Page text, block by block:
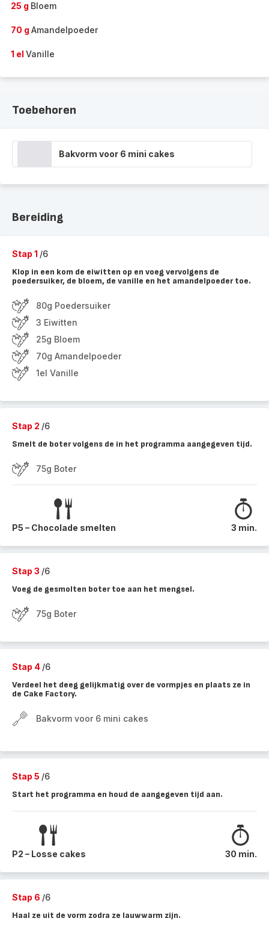
25 g Bloem
70 g Amandelpoeder
1 el Vanille
Toebehoren
Bakvorm voor 6 mini cakes
Bereiding
Stap 1 /6
Klop in een kom de eiwitten op en voeg vervolgens de
poedersuiker, de bloem, de vanille en het amandelpoeder toe.
80g Poedersuiker
3 Eiwitten
25g Bloem
70g Amandelpoeder
1el Vanille
Stap 2 /6
Smelt de boter volgens de in het programma aangegeven tijd.
75g Boter
P5 – Chocolade smelten 3 min.
Stap 3 /6
Voeg de gesmolten boter toe aan het mengsel.
75g Boter
Stap 4 /6
Verdeel het deeg gelijkmatig over de vormpjes en plaats ze in
de Cake Factory.
Bakvorm voor 6 mini cakes
Stap 5 /6
Start het programma en houd de aangegeven tijd aan.
P2 – Losse cakes 30 min.
Stap 6 /6
Haal ze uit de vorm zodra ze lauwwarm zijn.